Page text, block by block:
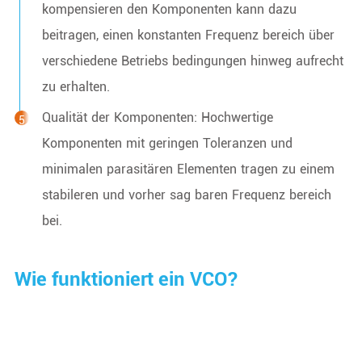
kompensieren den Komponenten kann dazu
beitragen, einen konstanten Frequenz bereich über
verschiedene Betriebs bedingungen hinweg aufrecht
zu erhalten.
Qualität der Komponenten: Hochwertige
Komponenten mit geringen Toleranzen und
minimalen parasitären Elementen tragen zu einem
stabileren und vorher sag baren Frequenz bereich
bei.
Wie funktioniert ein VCO?